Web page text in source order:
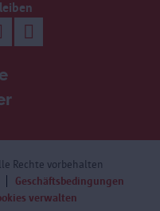
Rechte vorbehalten
Geschäftsbedingungen
verwalten